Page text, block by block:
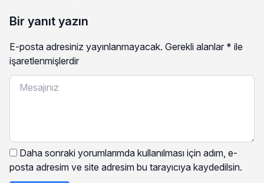
Bir yanıt yazın
E-posta adresiniz yayınlanmayacak. Gerekli alanlar * ile
işaretlenmişlerdir
Daha sonraki yorumlarımda kullanılması için adım, e-
posta adresim ve site adresim bu tarayıcıya kaydedilsin.